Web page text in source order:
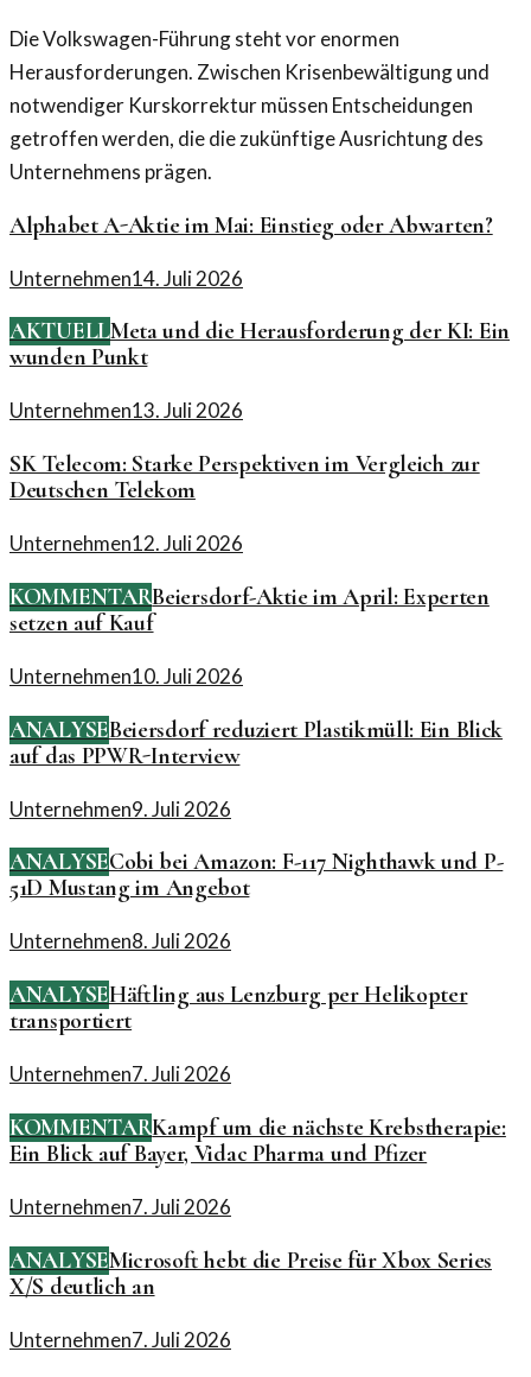
Die Volkswagen-Führung steht vor enormen
Herausforderungen. Zwischen Krisenbewältigung und
notwendiger Kurskorrektur müssen Entscheidungen
getroffen werden, die die zukünftige Ausrichtung des
Unternehmens prägen.
Alphabet A-Aktie im Mai: Einstieg oder Abwarten?
Unternehmen14. Juli 2026
AKTUELLMeta und die Herausforderung der KI: Ein
wunden Punkt
Unternehmen13. Juli 2026
SK Telecom: Starke Perspektiven im Vergleich zur
Deutschen Telekom
Unternehmen12. Juli 2026
KOMMENTARBeiersdorf-Aktie im April: Experten
setzen auf Kauf
Unternehmen10. Juli 2026
ANALYSEBeiersdorf reduziert Plastikmüll: Ein Blick
auf das PPWR-Interview
Unternehmen9. Juli 2026
ANALYSECobi bei Amazon: F-117 Nighthawk und P-
51D Mustang im Angebot
Unternehmen8. Juli 2026
ANALYSEHäftling aus Lenzburg per Helikopter
transportiert
Unternehmen7. Juli 2026
KOMMENTARKampf um die nächste Krebstherapie:
Ein Blick auf Bayer, Vidac Pharma und Pfizer
Unternehmen7. Juli 2026
ANALYSEMicrosoft hebt die Preise für Xbox Series
X/S deutlich an
Unternehmen7. Juli 2026